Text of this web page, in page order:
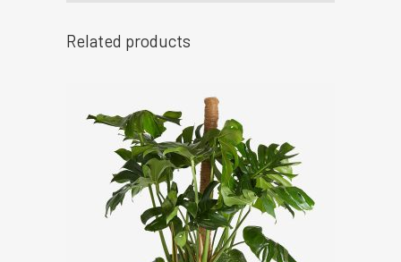
Related products